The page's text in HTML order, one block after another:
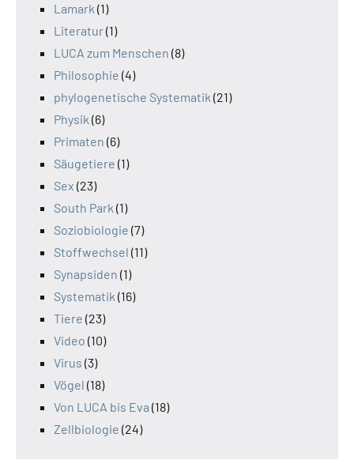
Lamark (1)
Literatur(1)
LUCA zum Menschen (8)
Philosophie (4)
phylogenetische Systematik (21)
Physik (6)
Primaten (6)
Säugetiere (1)
Sex (23)
South Park (1)
Soziobiologie (7)
Stoffwechsel (11)
Synapsiden (1)
Systematik (16)
Tiere (23)
Video (10)
Virus (3)
Vögel (18)
Von LUCA bis Eva (18)
Zellbiologie (24)